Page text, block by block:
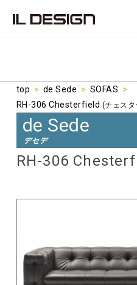
top > de Sede > SOFAS >
RH-306 Chesterfield (チェスタ
de Sede
デセデ
RH-306